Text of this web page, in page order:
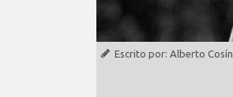
Escrito por: Alberto Cosín